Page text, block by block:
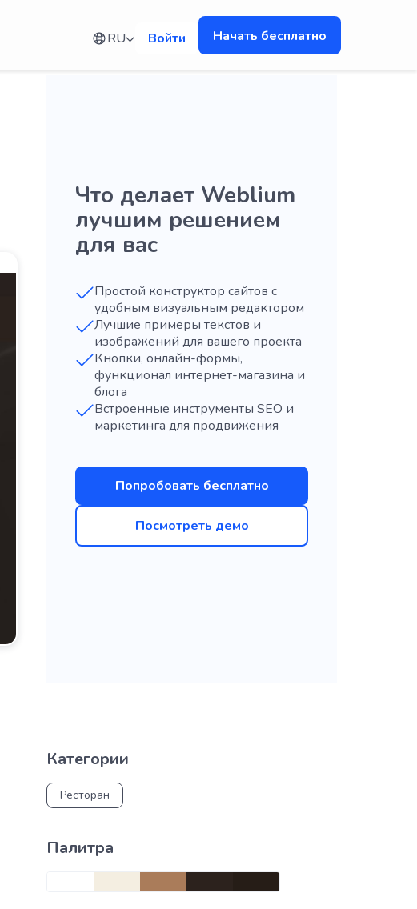
RU Войти Начать бесплатно
Что делает Weblium
лучшим решением
для вас
Простой конструктор сайтов с
удобным визуальным редактором
Лучшие примеры текстов и
изображений для вашего проекта
Кнопки, онлайн-формы,
функционал интернет-магазина и
блога
Встроенные инструменты SEO и
маркетинга для продвижения
Попробовать бесплатно
Посмотреть демо
Категории
Ресторан
Палитра